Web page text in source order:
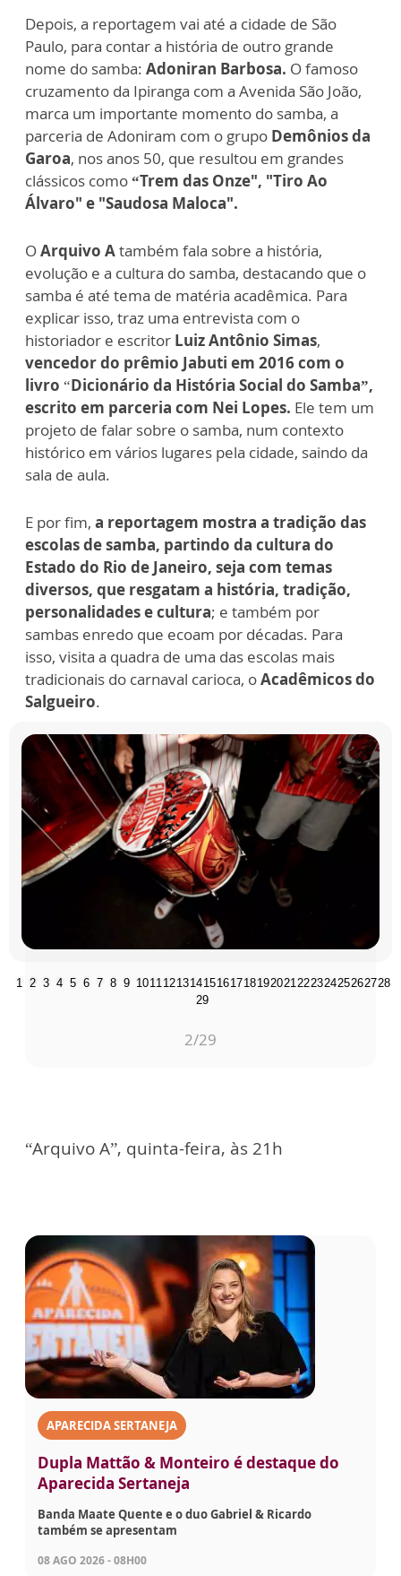
Depois, a reportagem vai até a cidade de São
Paulo, para contar a história de outro grande
nome do samba: Adoniran Barbosa. O famoso
cruzamento da Ipiranga com a Avenida São João,
marca um importante momento do samba, a
parceria de Adoniram com o grupo Demônios da
Garoa, nos anos 50, que resultou em grandes
clássicos como“Trem das Onze", "Tiro Ao
Álvaro" e "Saudosa Maloca".
OArquivo Atambém fala sobre a história,
evolução e a cultura do samba, destacando que o
samba é até tema de matéria acadêmica. Para
explicar isso, traz uma entrevista com o
historiador e escritor Luiz Antônio Simas,
vencedor do prêmio Jabuti em 2016 com o
livro “Dicionário da História Social do Samba”,
escrito em parceria com Nei Lopes. Ele tem um
projeto de falar sobre o samba, num contexto
histórico em vários lugares pela cidade, saindo da
sala de aula.
E por fim, a reportagem mostra a tradição das
escolas de samba, partindo da cultura do
Estado do Rio de Janeiro, seja com temas
diversos, que resgatam a história, tradição,
personalidades e cultura; e também por
sambas enredo que ecoam por décadas. Para
isso, visita a quadra de uma das escolas mais
tradicionais do carnaval carioca, oAcadêmicos do
Salgueiro.
1 2 3 4 5 6 7 8 9 1011 12131415161718192021 22232425262728
29
2/29
“Arquivo A”, quinta-feira, às 21h
APARECIDA SERTANEJA
Dupla Mattão & Monteiro é destaque do
Aparecida Sertaneja
Banda Maate Quente e o duo Gabriel & Ricardo
também se apresentam
08 AGO 2026 - 08H00